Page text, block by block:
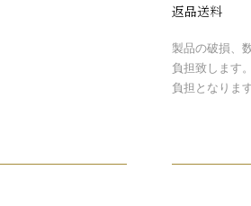
返品送料
製品の破損、
負担致します
負担となります